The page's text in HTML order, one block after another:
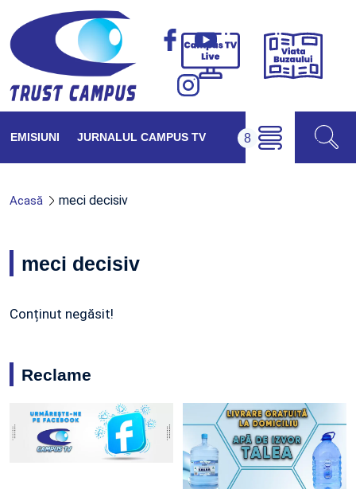
Campus
Viața
EMISIUNI JURNALUL CAMPUS TV
Acasă meci decisiv
meci decisiv
Conținut negăsit!
Reclame